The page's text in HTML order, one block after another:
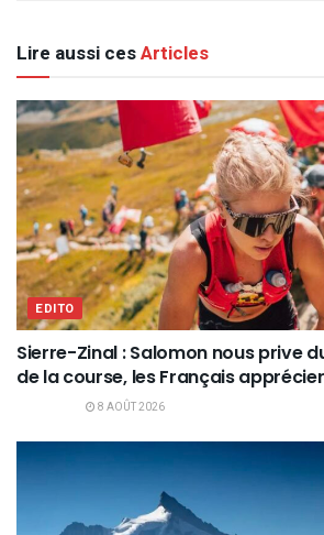
Lire aussi cesArticles
EDITO
Sierre-Zinal : Salomon nous prive
de la course, les Français
8 AOÛT 2026